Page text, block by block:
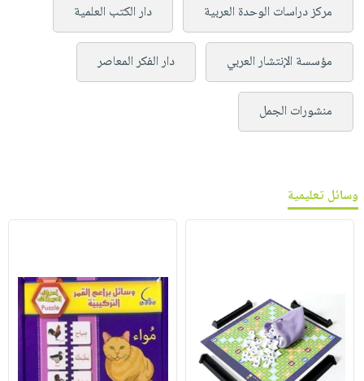
مركز دراسات الوحدة العربية دار الكتب العلمية
مؤسسة الإنتشار العربي دار الفكر المعاصر
منشورات الجمل
وسائل تعليمية